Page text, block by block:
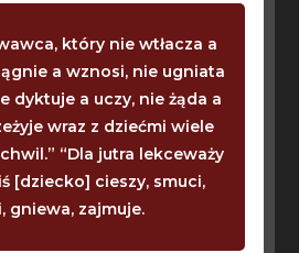
który nie wtłacza a
a wznosi, nie ugniata
dyktuje a uczy, nie żąda a
wraz z dziećmi wiele
“Dla jutra lekceważy
[dziecko] cieszy, smuci,
gniewa, zajmuje.